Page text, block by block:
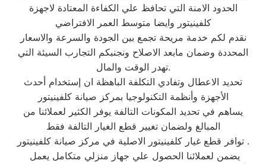
الحدود الامنة التي تحافظ علي الكفاءة المعتادة لاجهزة
كلفينيتور وايضا متوسط العمر الافتراضي
نقدم لكم خدمة مريحة تجمع بين الجودة والسرعة والاسعار
المحددة وضمان مابعد الاصلاح ونجنبكم التجارب السيئة التي
تهدر الوقت والمال.
تحديد الاعطال وتفادي التكلفة الباهظة ان إستخدام أحدث
الأجهزة وأنظمة التكنولوجيا بمركز صيانة كلفينيتور
يساهم في تحديد المكونات التالفة يوفر الكثير لعملائنا من
المبالغ ولضمان تغيير قطع الغيار التالفة فقط
توافر قطع غيار كلفينيتور الاصلية في مركز صيانة كلفينيتور .